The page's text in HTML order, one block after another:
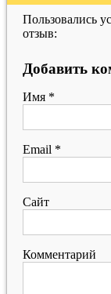
Пользовались
отзыв:
Добавить
Имя *
Email *
Сайт
Комментарий